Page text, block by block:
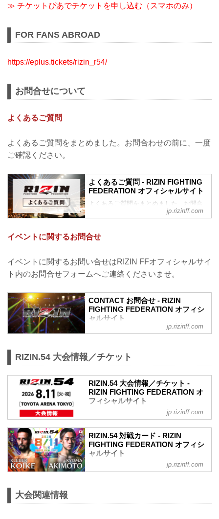
≫ チケットぴあでチケットを申し込む（スマホのみ）
FOR FANS ABROAD
https://eplus.tickets/rizin_r54/
お問合せについて
よくあるご質問
よくあるご質問をまとめました。お問合わせの前に、一度
ご確認ください。
よくあるご質問 - RIZIN FIGHTING
FEDERATION オフィシャルサイト
よくあるご質問をまとめました。お問合
わせの前に、一度ご確認下さい。
Q.1 より良い席で観戦したいのですが、
どの先行でチケットを買うと一番良い席
A. より良い席のご案内は、以下の順番と
なります。
①ファンクラブ先行（超強者）
CLUB先行
③先行販売（オフィシャルサイト先行・
プレイガイド先行・番組・チラシ等 順不
④各プレイガイドの一般発売
確保のみで、...
jp.rizinff.com
イベントに関するお問合せ
イベントに関するお問い合せはRIZIN FFオフィシャルサイ
ト内のお問合せフォームへご連絡くださいませ。
CONTACT お問合せ - RIZIN
FIGHTING FEDERATION オフィシ
ャルサイト
jp.rizinff.com
RIZIN.54 大会情報／チケット
RIZIN.54 大会情報／チケット -
RIZIN FIGHTING FEDERATION オ
フィシャルサイト
2026年8月11日（火・祝）12:00開場（予
定）／14:00開始（予定）
※開場・開始時間は予定です。決定次第
RIZIN FFオフィシャルサイトにてご案内
jp.rizinff.com
RIZIN.54 対戦カード - RIZIN
FIGHTING FEDERATION オフィシ
ャルサイト
クレベル・コイケ vs. 秋元強真
RIZIN MMAルール：5分3R（61.0kg）
jp.rizinff.com
大会関連情報